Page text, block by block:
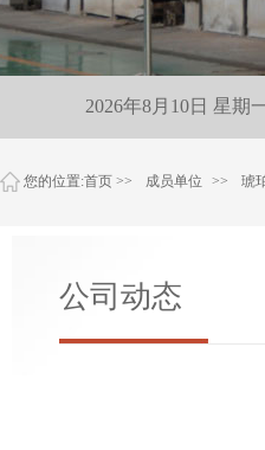
2026年8月10日 星期
您的位置:首页 >> 成员单位 >> 琥
公司动态